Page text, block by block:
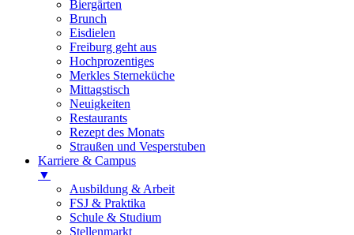
Biergärten
Brunch
Eisdielen
Freiburg geht aus
Hochprozentiges
Merkles Sterneküche
Mittagstisch
Neuigkeiten
Restaurants
Rezept des Monats
Straußen und Vesperstuben
Karriere & Campus
▼
Ausbildung & Arbeit
FSJ & Praktika
Schule & Studium
Stellenmarkt